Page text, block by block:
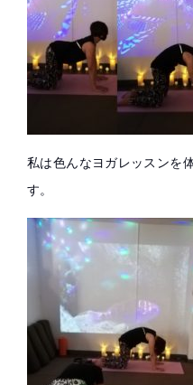
私は色んなヨガレッスンを
す。